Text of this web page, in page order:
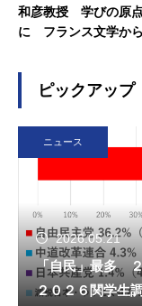
和彦教授 学びの原
に フランス文学か
ピックアップ
ニュース
2026.05.21
「自民」最多
２０２６関学生